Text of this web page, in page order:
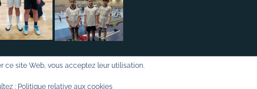
Sports WordPress Theme
ce site Web, vous acceptez leur utilisation.
: Politique relative aux cookies